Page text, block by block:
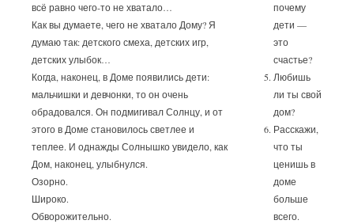
всё равно чего-то не хватало…
Как вы думаете, чего не хватало Дому? Я
думаю так: детского смеха, детских игр,
детских улыбок…
Когда, наконец, в Доме появились дети:
мальчишки и девчонки, то он очень
обрадовался. Он подмигивал Солнцу, и от
этого в Доме становилось светлее и
теплее. И однажды Солнышко увидело, как
Дом, наконец, улыбнулся.
Озорно.
Широко.
Обворожительно.
почему
дети —
это
счастье?
Любишь
ли ты свой
дом?
Расскажи,
что ты
ценишь в
доме
больше
всего.